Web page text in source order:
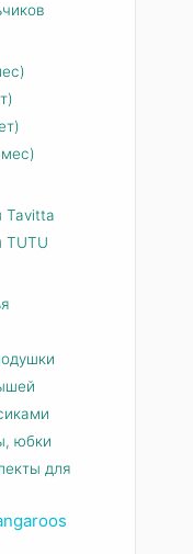
Tavitta
TUTU
юбки
для